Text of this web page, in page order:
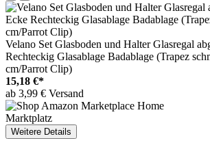
Velano Set Glasboden und Halter Glasregal
Rechteckig Glasablage Badablage (Trapez
cm/Parrot Clip)
15,18 €*
ab 3,99 € Versand
Marktplatz
Weitere Details